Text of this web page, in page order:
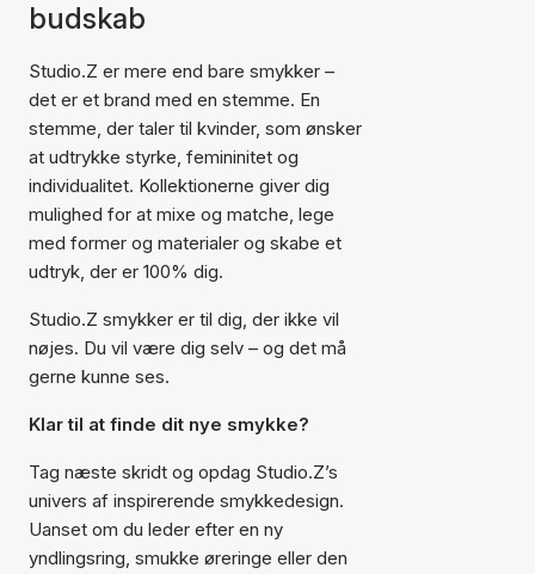
budskab
Studio.Z er mere end bare smykker –
det er et brand med en stemme. En
stemme, der taler til kvinder, som ønsker
at udtrykke styrke, femininitet og
individualitet. Kollektionerne giver dig
mulighed for at mixe og matche, lege
med former og materialer og skabe et
udtryk, der er 100% dig.
Studio.Z smykker er til dig, der ikke vil
nøjes. Du vil være dig selv – og det må
gerne kunne ses.
Klar til at finde dit nye smykke?
Tag næste skridt og opdag Studio.Z’s
univers af inspirerende smykkedesign.
Uanset om du leder efter en ny
yndlingsring, smukke øreringe eller den